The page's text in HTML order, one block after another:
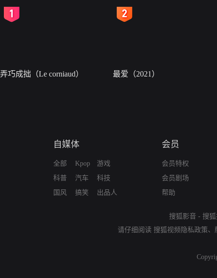
弄巧成拙（Le corniaud） 最爱（2021）
自媒体
全部
科普
国风
Kpop
汽车
搞笑
游戏
科技
出品人
会员
会员特权
会员剧场
帮助
搜狐影音 - 搜
请仔细阅读 搜狐视频隐私政策、